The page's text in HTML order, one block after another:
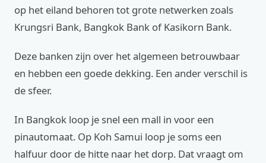
op het eiland behoren tot grote netwerken zoals
Krungsri Bank, Bangkok Bank of Kasikorn Bank.
Deze banken zijn over het algemeen betrouwbaar
en hebben een goede dekking. Een ander verschil is
de sfeer.
In Bangkok loop je snel een mall in voor een
pinautomaat. Op Koh Samui loop je soms een
halfuur door de hitte naar het dorp. Dat vraagt om